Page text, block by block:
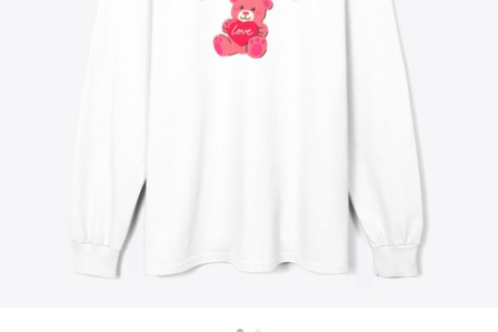
Vendez partout
21,99 $US
Comfort Tee
23,99 $US